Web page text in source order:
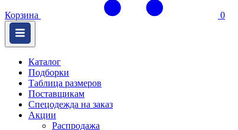
Корзина 0
Каталог
Подборки
Таблица размеров
Поставщикам
Спецодежда на заказ
Акции
Распродажа